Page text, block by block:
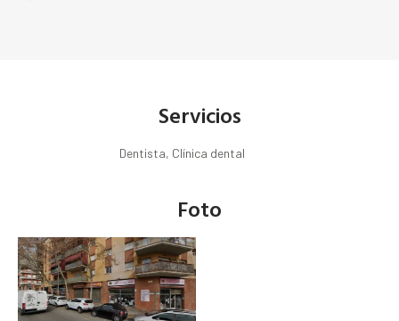
Servicios
Dentista, Clínica dental
Foto